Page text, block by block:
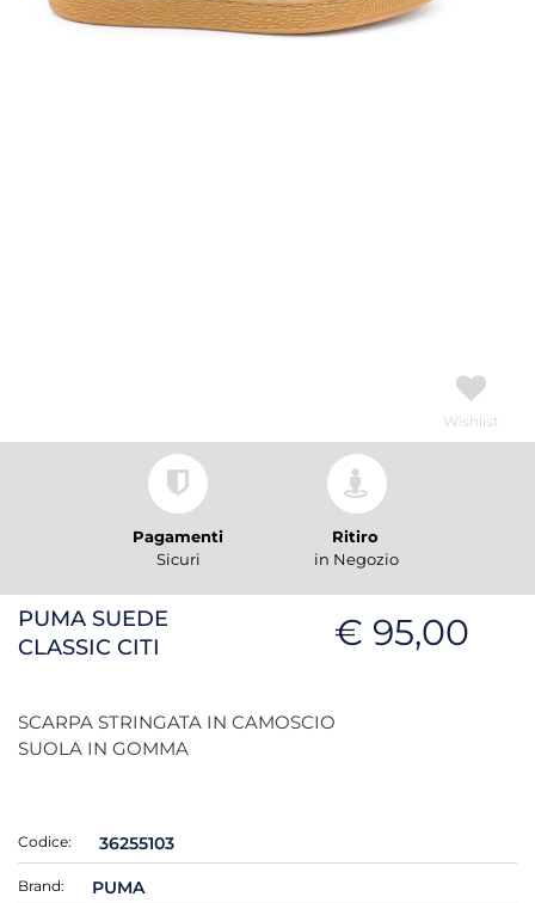
Wishlist
Pagamenti
Sicuri
Ritiro
in Negozio
PUMA SUEDE
CLASSIC CITI
€ 95,00
SCARPA STRINGATA IN CAMOSCIO
SUOLA IN GOMMA
Codice: 36255103
Brand: PUMA